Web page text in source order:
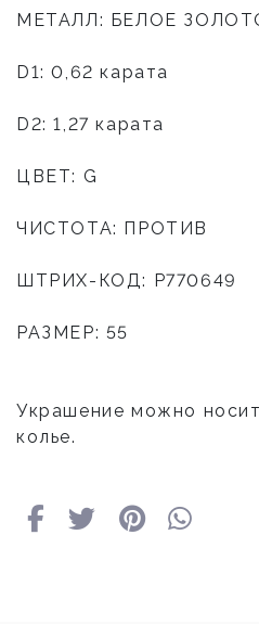
МЕТАЛЛ: БЕЛОЕ
D1: 0,62 карата
D2: 1,27 карата
ЦВЕТ: G
ЧИСТОТА: ПРОТИВ
ШТРИХ-КОД: P770649
РАЗМЕР: 55
Украшение можно
колье.